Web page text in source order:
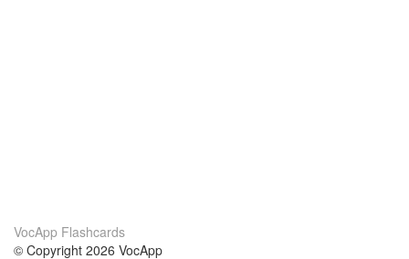
VocApp Flashcards
© Copyright 2026 VocApp